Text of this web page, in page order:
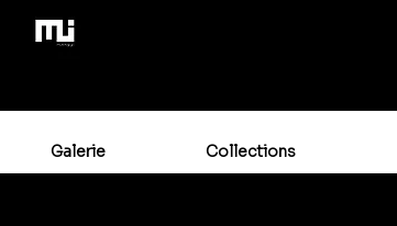
Galerie Collections